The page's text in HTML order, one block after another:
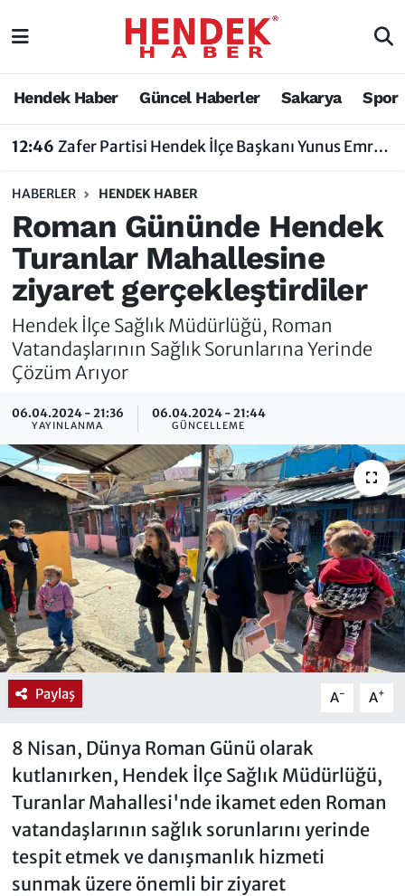
Hendek Haber Güncel Haberler Sakarya Spor
12:46 Zafer Partisi Hendek İlçe Başkanı Yunus Emre Uzun'dan Tartışma Yaratan Açıklamaya Tepki
HABERLER HENDEK HABER
Roman Gününde Hendek
Turanlar Mahallesine
ziyaret gerçekleştirdiler
Hendek İlçe Sağlık Müdürlüğü, Roman
Vatandaşlarının Sağlık Sorunlarına Yerinde
Çözüm Arıyor
06.04.2024 - 21:36
YAYINLANMA
06.04.2024 - 21:44
GÜNCELLEME
Paylaş A- A+
8 Nisan, Dünya Roman Günü olarak
kutlanırken, Hendek İlçe Sağlık Müdürlüğü,
Turanlar Mahallesi'nde ikamet eden Roman
vatandaşlarının sağlık sorunlarını yerinde
tespit etmek ve danışmanlık hizmeti
sunmak üzere önemli bir ziyaret
Hendek Haber
Nöbetçi Eczaneler
Vefat Edenler
Hendek Haber
Hakkında
Hendek Haber Reklam Servisi
Künye
Sakarya Nöbetçi Eczaneler
Sakarya Trafik Yoğunluk Haritası
Tüm Manşetler
Son Dakika Haberleri
Haber Arşivi